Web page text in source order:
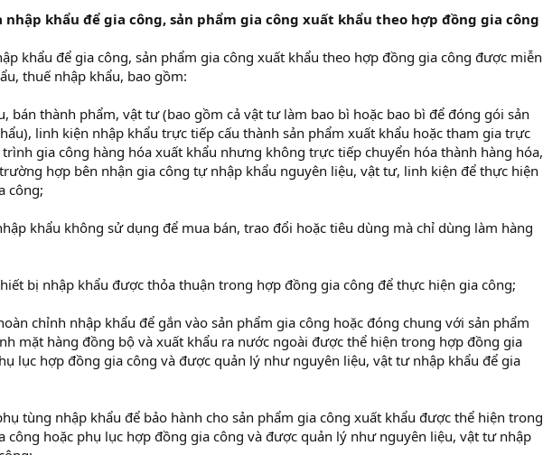
nhập khẩu để gia công, sản phẩm gia công xuất khẩu theo hợp đồng gia công
khẩu để gia công, sản phẩm gia công xuất khẩu theo hợp đồng gia công được miễn
thuế nhập khẩu, bao gồm:
bán thành phẩm, vật tư (bao gồm cả vật tư làm bao bì hoặc bao bì để đóng gói sản
linh kiện nhập khẩu trực tiếp cấu thành sản phẩm xuất khẩu hoặc tham gia trực
gia công hàng hóa xuất khẩu nhưng không trực tiếp chuyển hóa thành hàng hóa,
hợp bên nhận gia công tự nhập khẩu nguyên liệu, vật tư, linh kiện để thực hiện
công;
khẩu không sử dụng để mua bán, trao đổi hoặc tiêu dùng mà chỉ dùng làm hàng
bị nhập khẩu được thỏa thuận trong hợp đồng gia công để thực hiện gia công;
chỉnh nhập khẩu để gắn vào sản phẩm gia công hoặc đóng chung với sản phẩm
mặt hàng đồng bộ và xuất khẩu ra nước ngoài được thể hiện trong hợp đồng gia
lục hợp đồng gia công và được quản lý như nguyên liệu, vật tư nhập khẩu để gia
tùng nhập khẩu để bảo hành cho sản phẩm gia công xuất khẩu được thể hiện trong
công hoặc phụ lục hợp đồng gia công và được quản lý như nguyên liệu, vật tư nhập